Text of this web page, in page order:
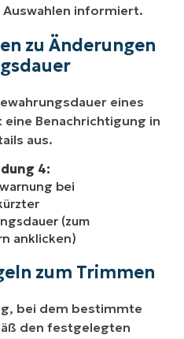
informiert.
zu Änderungen
eines
eine Benachrichtigung in
aus.
4:
bei
(zum
anklicken)
zum Trimmen
bei dem bestimmte
den festgelegten